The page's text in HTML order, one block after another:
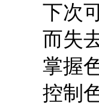
下次可
而失去
掌握色
控制色